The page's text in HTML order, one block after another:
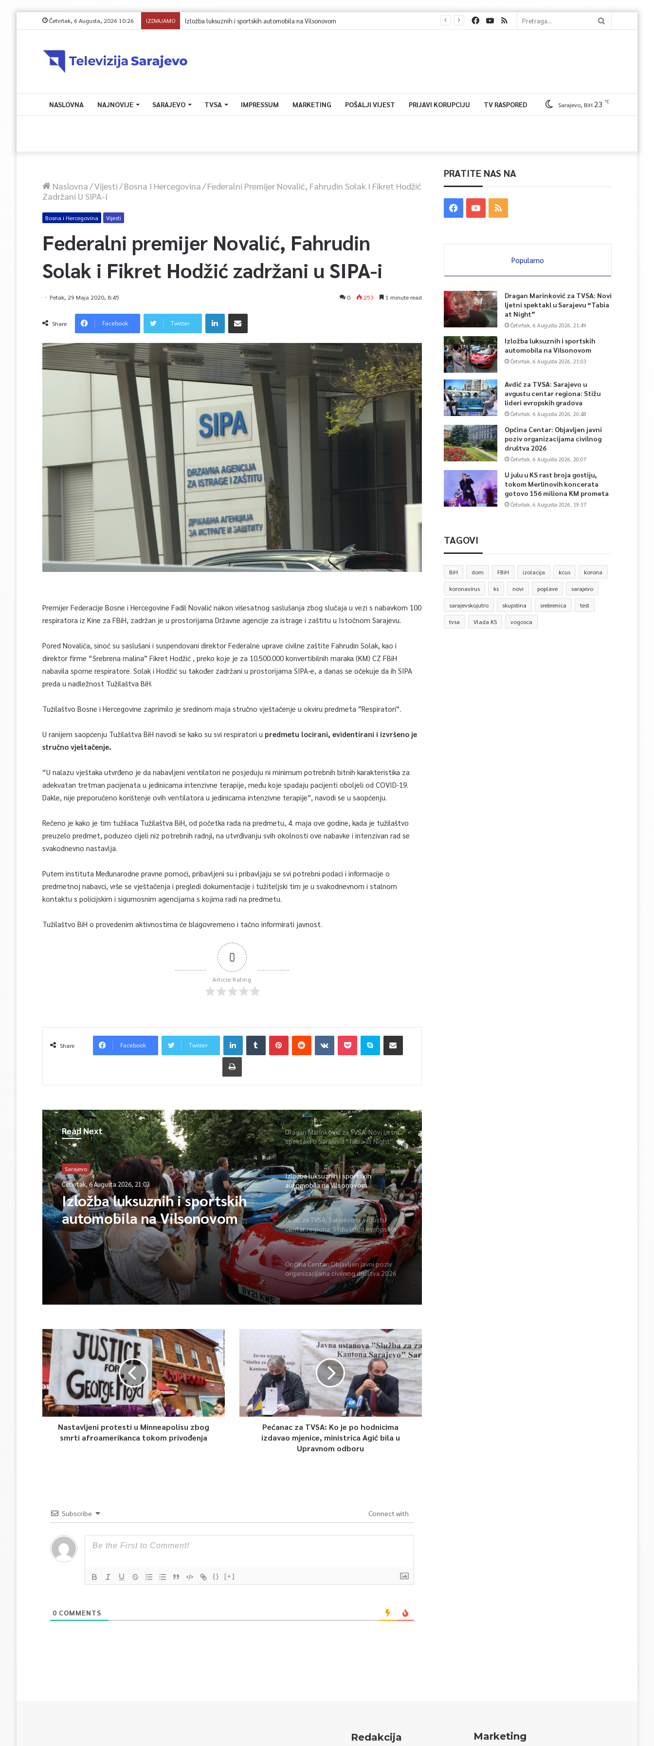
Četvrtak, 6 Augusta, 2026 10:26 IZDVAJAMO
NASLOVNA NAJNOVIJE SARAJEVO TVSA IMPRESSUM MARKETING POŠALJI VIJEST PRIJAVI KORUPCIJU TV RASPORED Sarajevo, BiH 23 ℃
Naslovna/Vijesti/Bosna I Hercegovina/Federalni Premijer Novalić, Fahrudin Solak I Fikret Hodžić
Zadržani U SIPA-I
Bosna i Hercegovina Vijesti
Federalni premijer Novalić, Fahrudin
Solak i Fikret Hodžić zadržani u SIPA-i
Petak, 29 Maja 2020, 8:45 0 253 1 minute read
Share Facebook Twitter
Premijer Federacije Bosne i Hercegovine Fadil Novalić nakon višesatnog saslušanja zbog slučaja u vezi s nabavkom 100
respiratora iz Kine za FBiH, zadržan je u prostorijama Državne agencije za istrage i zaštitu u Istočnom Sarajevu.
Pored Novalića, sinoć su saslušani i suspendovani direktor Federalne uprave civilne zaštite Fahrudin Solak, kao i
direktor firme “Srebrena malina” Fikret Hodžić , preko koje je za 10.500.000 konvertibilnih maraka (KM) CZ FBiH
nabavila sporne respiratore. Solak i Hodžić su također zadržani u prostorijama SIPA-e, a danas se očekuje da ih SIPA
preda u nadležnost Tužilaštva BiH.
Tužilaštvo Bosne i Hercegovine zaprimilo je sredinom maja stručno vještačenje u okviru predmeta ”Respiratori“.
U ranijem saopćenju Tužilaštva BiH navodi se kako su svi respiratori u predmetu locirani, evidentirani i izvršeno je
stručno vještačenje.
“U nalazu vještaka utvrđeno je da nabavljeni ventilatori ne posjeduju ni minimum potrebnih bitnih karakteristika za
adekvatan tretman pacijenata u jedinicama intenzivne terapije, među koje spadaju pacijenti oboljeli od COVID-19.
Dakle, nije preporučeno korištenje ovih ventilatora u jedinicama intenzivne terapije”, navodi se u saopćenju.
Rečeno je kako je tim tužilaca Tužilaštva BiH, od početka rada na predmetu, 4. maja ove godine, kada je tužilaštvo
preuzelo predmet, poduzeo cijeli niz potrebnih radnji, na utvrđivanju svih okolnosti ove nabavke i intenzivan rad se
svakodnevno nastavlja.
Putem instituta Međunarodne pravne pomoći, pribavljeni su i pribavljaju se svi potrebni podaci i informacije o
predmetnoj nabavci, vrše se vještačenja i pregledi dokumentacije i tužiteljski tim je u svakodnevnom i stalnom
kontaktu s policijskim i sigurnosnim agencijama s kojima radi na predmetu.
Tužilaštvo BiH o provedenim aktivnostima će blagovremeno i tačno informirati javnost.
0
Article Rating
Share Facebook Twitter
Read Next
Sarajevo
Četvrtak, 6 Augusta 2026, 21:03
Izložba luksuznih i sportskih
automobila na Vilsonovom
Dragan Marinković za TVSA: Novi ljetni
spektakl u Sarajevu “Tabia at Night”
Izložba luksuznih i sportskih
automobila na Vilsonovom
Avdić za TVSA: Sarajevo u avgustu
centar regiona: Stižu lideri evropskih
gradova
Općina Centar: Objavljen javni poziv
organizacijama civilnog društva 2026
Nastavljeni protesti u Minneapolisu zbog
smrti afroamerikanca tokom privođenja
Pećanac za TVSA: Ko je po hodnicima
izdavao mjenice, ministrica Agić bila u
Upravnom odboru
Subscribe Connect with
{} [+]
0 COMMENTS
PRATITE NAS NA
Popularno
Dragan Marinković za TVSA: Novi
ljetni spektakl u Sarajevu “Tabia
at Night”
Četvrtak, 6 Augusta 2026, 21:49
Izložba luksuznih i sportskih
automobila na Vilsonovom
Četvrtak, 6 Augusta 2026, 21:03
Avdić za TVSA: Sarajevo u
avgustu centar regiona: Stižu
lideri evropskih gradova
Četvrtak, 6 Augusta 2026, 20:48
Općina Centar: Objavljen javni
poziv organizacijama civilnog
društva 2026
Četvrtak, 6 Augusta 2026, 20:07
U julu u KS rast broja gostiju,
tokom Merlinovih koncerata
gotovo 156 miliona KM prometa
Četvrtak, 6 Augusta 2026, 19:37
TAGOVI
BiH dom FBiH izolacija kcus korona
koronavirus ks novi poplave sarajevo
sarajevskojutro skupstina srebrenica test
tvsa Vlada KS vogosca
Redakcija Marketing